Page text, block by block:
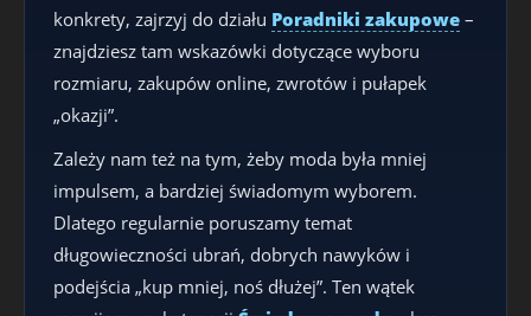
konkrety, zajrzyj do działu Poradniki zakupowe –
znajdziesz tam wskazówki dotyczące wyboru
rozmiaru, zakupów online, zwrotów i pułapek
„okazji”.
Zależy nam też na tym, żeby moda była mniej
impulsem, a bardziej świadomym wyborem.
Dlatego regularnie poruszamy temat
długowieczności ubrań, dobrych nawyków i
podejścia „kup mniej, noś dłużej”. Ten wątek